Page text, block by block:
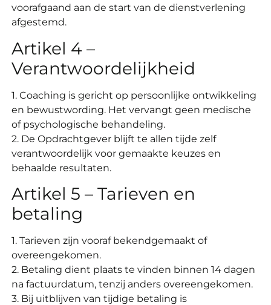
voorafgaand aan de start van de dienstverlening
afgestemd.
Artikel 4 –
Verantwoordelijkheid
1. Coaching is gericht op persoonlijke ontwikkeling
en bewustwording. Het vervangt geen medische
of psychologische behandeling.
2. De Opdrachtgever blijft te allen tijde zelf
verantwoordelijk voor gemaakte keuzes en
behaalde resultaten.
Artikel 5 – Tarieven en
betaling
1. Tarieven zijn vooraf bekendgemaakt of
overeengekomen.
2. Betaling dient plaats te vinden binnen 14 dagen
na factuurdatum, tenzij anders overeengekomen.
3. Bij uitblijven van tijdige betaling is